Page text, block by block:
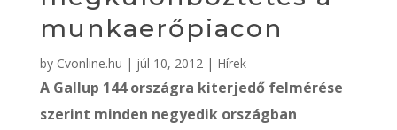
munkaerőpiacon
by Cvonline.hu | júl 10, 2012| Hírek
A Gallup 144 országra kiterjedő felmérése
szerint minden negyedik országban